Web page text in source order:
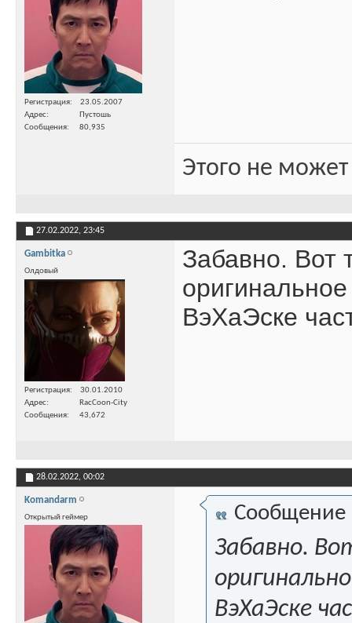
Регистрация
23.05.2007
Адрес
Пустошь
Сообщения
80,935
Этого не
27.02.2022, 23:45
Gambitka
Олдовый
Регистрация
30.01.2010
Адрес
RacCoon-City
Сообщения
43,672
Забавно. Вот
ВэХаЭске
28.02.2022, 00:02
Komandarm
Открытый геймер Сообщение
Забавно.
ВэХаЭске